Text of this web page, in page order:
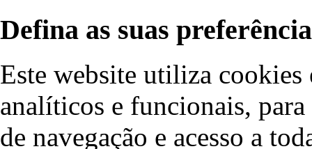
Defina as suas
Este website utiliza cookies
analíticos e funcionais,
de navegação e acesso a